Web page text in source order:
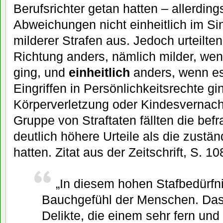
Berufsrichter getan hatten –
Abweichungen nicht einheitlich im
milderer Strafen aus. Jedoch
Richtung anders, nämlich milder,
ging, und einheitlich anders, wenn
Eingriffen in Persönlichkeitsrechte
Körperverletzung oder
Gruppe von Straftaten fällten die
deutlich höhere Urteile als die
hatten. Zitat aus der Zeitschrift, S.
„In diesem hohen
Bauchgefühl der Menschen.
Delikte, die einem sehr fern